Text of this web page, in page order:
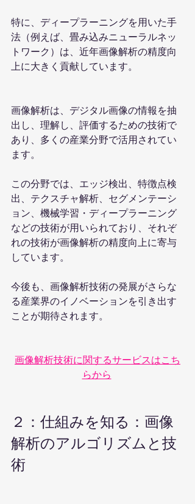
特に、ディープラーニングを用いた手
法（例えば、畳み込みニューラルネッ
トワーク）は、近年画像解析の精度向
上に大きく貢献しています。
画像解析は、デジタル画像の情報を抽
出し、理解し、評価するための技術で
あり、多くの産業分野で活用されてい
ます。
この分野では、エッジ検出、特徴点検
出、テクスチャ解析、セグメンテーシ
ョン、機械学習・ディープラーニング
などの技術が用いられており、それぞ
れの技術が画像解析の精度向上に寄与
しています。
今後も、画像解析技術の発展がさらな
る産業界のイノベーションを引き出す
ことが期待されます。
画像解析技術に関するサービスはこち
らから
２：仕組みを知る：画像
解析のアルゴリズムと技
術